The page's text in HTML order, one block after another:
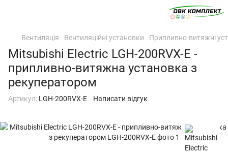
Вентиляція Вентиляційні установки Припливно-витяжні
Mitsubishi Electric LGH-200RVX-E -
припливно-витяжна установка з
рекуператором
Артикул: LGH-200RVX-E Написати відгук